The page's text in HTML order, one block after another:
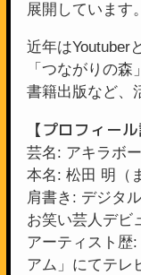
展開しています。
近年はYoutuber
「つながりの森
書籍出版など、
【プロフィール
芸名: アキラボ
本名: 松田 明（
肩書き: デジタ
お笑い芸人デビ
アーティスト歴
アム」にてテレ